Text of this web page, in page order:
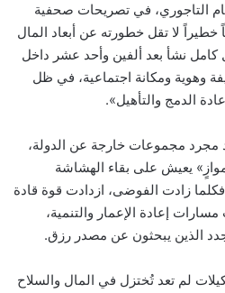
التاجوري، في تصريحات صحفية
اجتماعياً خطيراً لا تقل خطورته عن أبعاد المال
كامل نشأ بعد ألفين وأحد عشر داخل
وهوية ومكانة اجتماعية، في ظل
الدمج والتأهيل».
مجرد مجموعات خارجة عن الدولة،
يعيش على بقاء الهشاشة
زادت الفوضى، ازدادت قوة قادة
إعادة الإعمار والتنمية،
الذين يبحثون عن مصدر رزق.
لم تعد تُختزل في المال والسلاح